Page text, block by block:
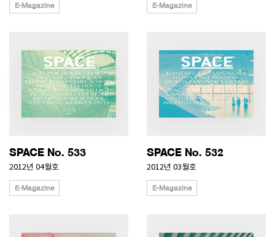
E-Magazine E-Magazine
SPACE No. 533
2012년 04월호
E-Magazine
SPACE No. 532
2012년 03월호
E-Magazine